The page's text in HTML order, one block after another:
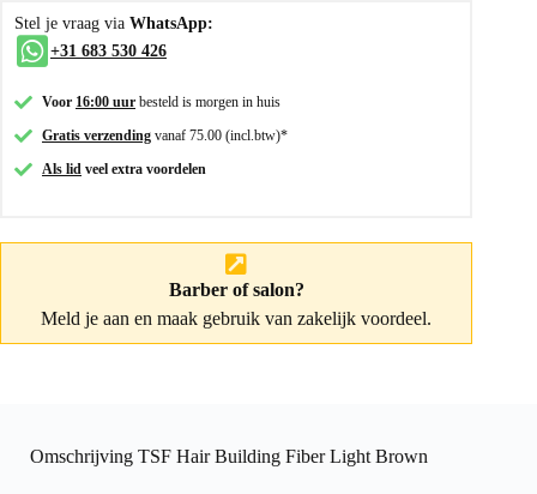
Stel je vraag via WhatsApp:
+31 683 530 426
Voor 16:00 uur besteld is morgen in huis
Gratis verzending vanaf 75.00 (incl.btw)*
Als lid veel extra voordelen
Barber of salon?
Meld je aan en maak gebruik van zakelijk voordeel.
Omschrijving TSF Hair Building Fiber Light Brown